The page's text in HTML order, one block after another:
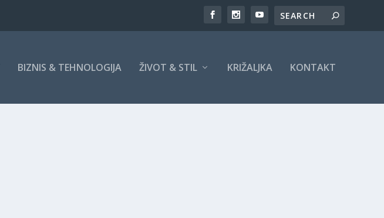
BIZNIS & TEHNOLOGIJA ŽIVOT & STIL KRIŽALJKA KONTAKT